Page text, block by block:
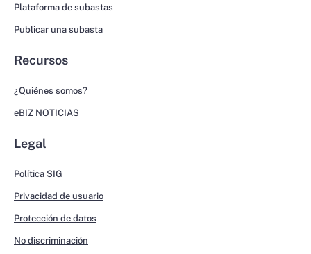
Plataforma de subastas
Publicar una subasta
Recursos
¿Quiénes somos?
eBIZ NOTICIAS
Legal
Política SIG
Privacidad de usuario
Protección de datos
No discriminación